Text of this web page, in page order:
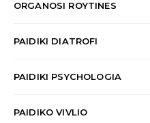
ORGANOSI ROYTINES
PAIDIKI DIATROFI
PAIDIKI PSYCHOLOGIA
PAIDIKO VIVLIO